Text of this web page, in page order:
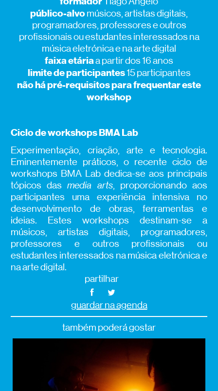
público-alvomúsicos, artistas digitais,
programadores, professores e outros
profissionais ou estudantes interessados na
música eletrónica e na arte digital
faixa etáriaa partir dos 16 anos
limite de participantes15 participantes
não há pré-requisitos para frequentar este
workshop
Ciclo de workshops BMA Lab
Experimentação, criação, arte e tecnologia.
Eminentemente práticos, o recente ciclo de
workshops BMA Lab dedica-se aos principais
tópicos dasmedia arts, proporcionando aos
participantes uma experiência intensiva no
desenvolvimento de obras, ferramentas e
ideias. Estes workshops destinam-se a
músicos, artistas digitais, programadores,
professores e outros profissionais ou
estudantes interessados na música eletrónica e
na arte digital.
partilhar
guardar na agenda
também poderá gostar